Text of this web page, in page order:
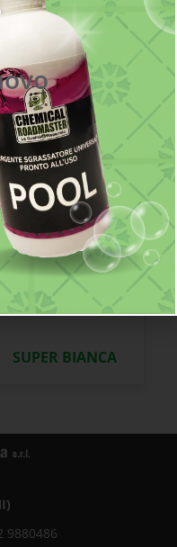
EXTRA FLUID
SUPER BIANCA
9880486